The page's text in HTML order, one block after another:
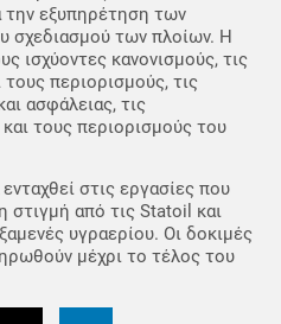
την εξυπηρέτηση των
σχεδιασμού των πλοίων. Η
ισχύοντες κανονισμούς, τις
περιορισμούς, τις
ασφάλειας, τις
τους περιορισμούς του
στις εργασίες που
στιγμή από τις Statoil και
υγραερίου. Οι δοκιμές
μέχρι το τέλος του